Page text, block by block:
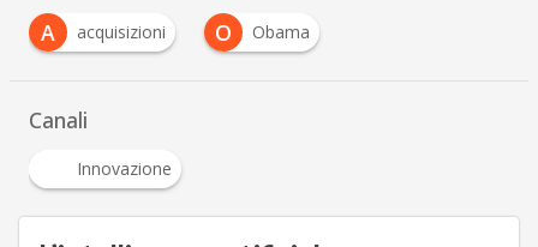
A
acquisizioni O Obama
Canali
Innovazione